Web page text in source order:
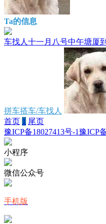
Ta的信息
车找人十一月八号中午塘厦
拼车搭车/车找人
首页 1 尾页
豫ICP备18027413号-1豫ICP
小程序
微信公众号
手机版